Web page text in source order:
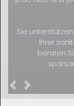
Sie
Ihrer
beraten
Previous